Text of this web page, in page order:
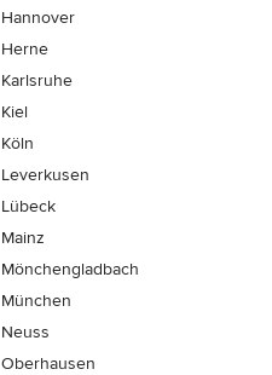
Hannover
Herne
Karlsruhe
Kiel
Köln
Leverkusen
Lübeck
Mainz
Mönchen­gladbach
München
Neuss
Oberhausen